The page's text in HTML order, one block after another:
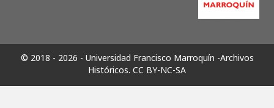
© 2018 - 2026 - Universidad Francisco Marroquín -Archivos
Históricos. CC BY-NC-SA